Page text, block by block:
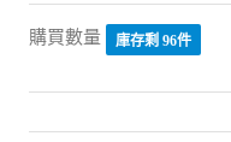
購買數量 庫存剩 96件